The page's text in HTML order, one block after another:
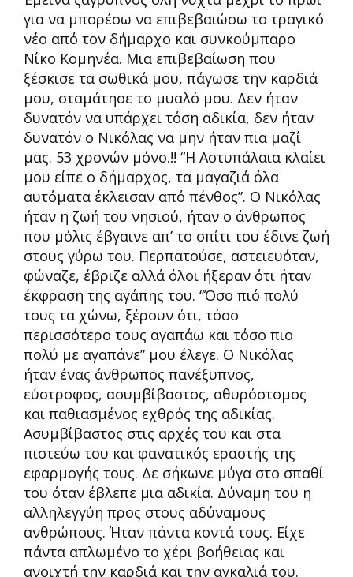
για να μπορέσω να επιβεβαιώσω το τραγικό
νέο από τον δήμαρχο και συνκούμπαρο
Νίκο Κομηνέα. Μια επιβεβαίωση που
ξέσκισε τα σωθικά μου, πάγωσε την καρδιά
μου, σταμάτησε το μυαλό μου. Δεν ήταν
δυνατόν να υπάρχει τόση αδικία, δεν ήταν
δυνατόν ο Νικόλας να μην ήταν πια μαζί
μας. 53 χρονών μόνο.!! “Η Αστυπάλαια κλαίει
μου είπε ο δήμαρχος, τα μαγαζιά όλα
αυτόματα έκλεισαν από πένθος”. Ο Νικόλας
ήταν η ζωή του νησιού, ήταν ο άνθρωπος
που μόλις έβγαινε απ’ το σπίτι του έδινε ζωή
στους γύρω του. Περπατούσε, αστειευόταν,
φώναζε, έβριζε αλλά όλοι ήξεραν ότι ήταν
έκφραση της αγάπης του. “Όσο πιό πολύ
τους τα χώνω, ξέρουν ότι, τόσο
περισσότερο τους αγαπάω και τόσο πιο
πολύ με αγαπάνε” μου έλεγε. Ο Νικόλας
ήταν ένας άνθρωπος πανέξυπνος,
εύστροφος, ασυμβίβαστος, αθυρόστομος
και παθιασμένος εχθρός της αδικίας.
Ασυμβίβαστος στις αρχές του και στα
πιστεύω του και φανατικός εραστής της
εφαρμογής τους. Δε σήκωνε μύγα στο σπαθί
του όταν έβλεπε μια αδικία. Δύναμη του η
αλληλεγγύη προς στους αδύναμους
ανθρώπους. Ήταν πάντα κοντά τους. Είχε
πάντα απλωμένο το χέρι βοήθειας και
ανοιχτή την καρδιά και την αγκαλιά του.